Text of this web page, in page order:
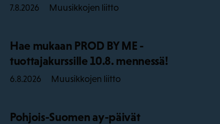
7.8.2026 Muusikkojen liitto
Hae mukaan PROD BY ME -
tuottajakurssille 10.8. mennessä!
6.8.2026 Muusikkojen liitto
Pohjois-Suomen ay-päivät